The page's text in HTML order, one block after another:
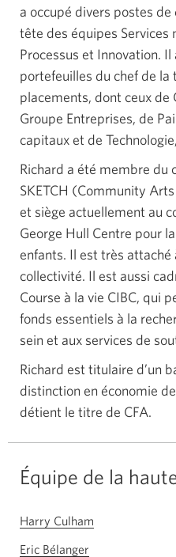
a occupé divers postes
tête des équipes Services
Processus et Innovation.
portefeuilles du chef de la
placements, dont ceux de
Groupe Entreprises, de
capitaux et de
Richard a été membre du
SKETCH (Community
et siège actuellement au
George Hull Centre pour
enfants. Il est très attaché
collectivité. Il est aussi
Course à la vie CIBC, qui
fonds essentiels à la
sein et aux services de
Richard est titulaire d’un
distinction en économie
détient le titre de CFA.
Équipe de la
Harry Culham
Eric Bélanger